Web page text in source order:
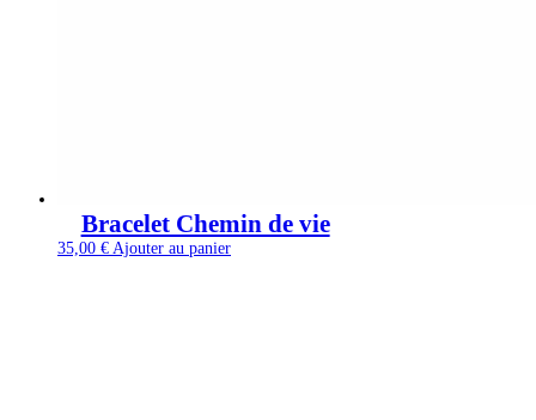
Bracelet Chemin de vie
35,00 € Ajouter au panier